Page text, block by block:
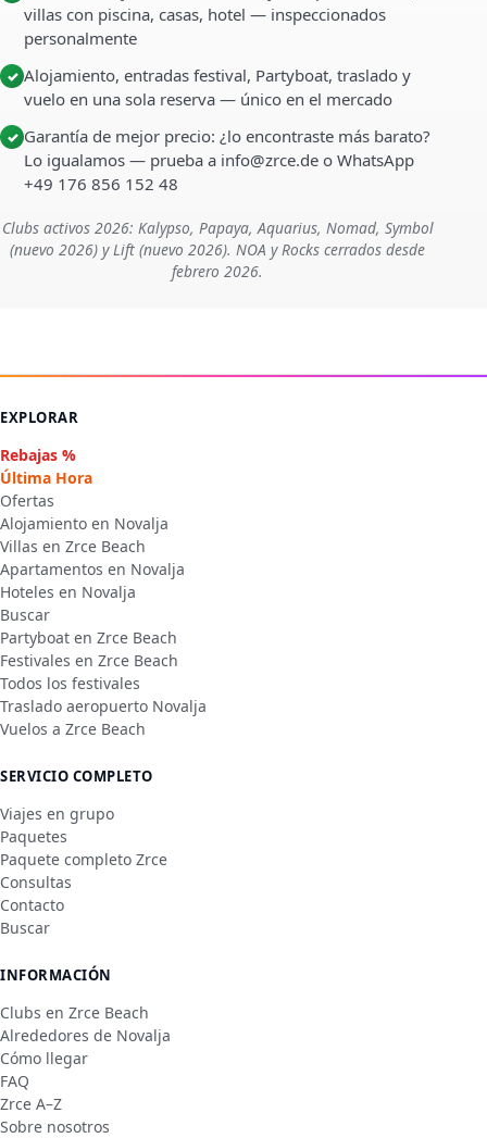
villas con piscina, casas, hotel — inspeccionados
personalmente
✓ Alojamiento, entradas festival, Partyboat, traslado y
vuelo en una sola reserva — único en el mercado
✓ Garantía de mejor precio: ¿lo encontraste más barato?
Lo igualamos — prueba a info@zrce.de o WhatsApp
+49 176 856 152 48
Clubs activos 2026: Kalypso, Papaya, Aquarius, Nomad, Symbol
(nuevo 2026) y Lift (nuevo 2026). NOA y Rocks cerrados desde
febrero 2026.
EXPLORAR
Rebajas %
Última Hora
Ofertas
Alojamiento en Novalja
Villas en Zrce Beach
Apartamentos en Novalja
Hoteles en Novalja
Buscar
Partyboat en Zrce Beach
Festivales en Zrce Beach
Todos los festivales
Traslado aeropuerto Novalja
Vuelos a Zrce Beach
SERVICIO COMPLETO
Viajes en grupo
Paquetes
Paquete completo Zrce
Consultas
Contacto
Buscar
INFORMACIÓN
Clubs en Zrce Beach
Alrededores de Novalja
Cómo llegar
FAQ
Zrce A–Z
Sobre nosotros